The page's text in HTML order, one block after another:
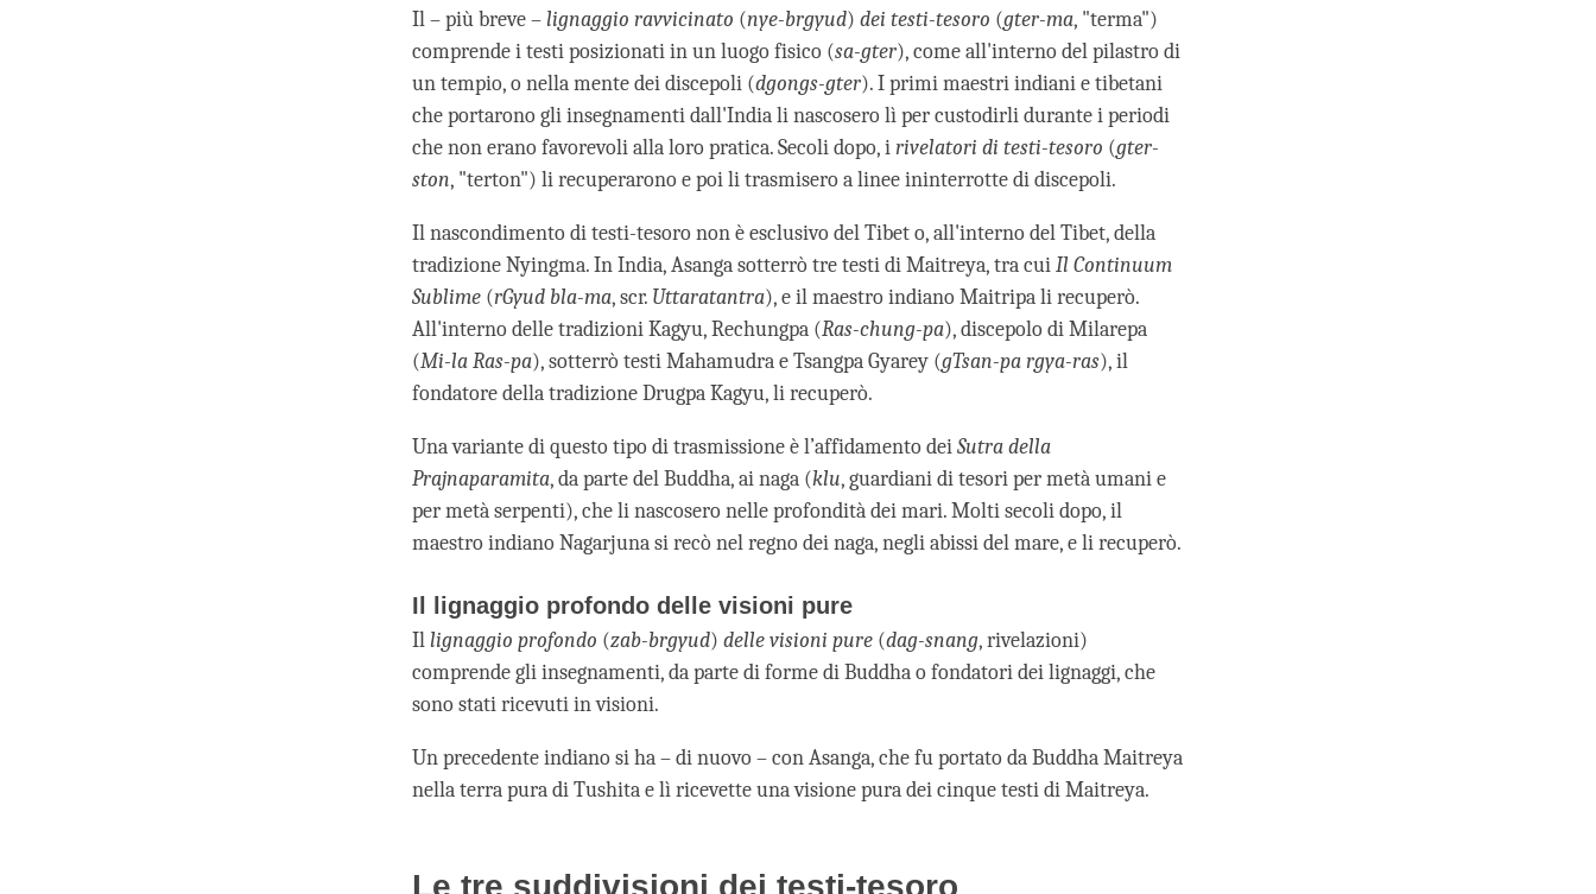
Il – più breve – lignaggio ravvicinato (nye-brgyud) dei testi-tesoro (gter-ma, "terma")
comprende i testi posizionati in un luogo fisico (sa-gter), come all'interno del pilastro di
un tempio, o nella mente dei discepoli (dgongs-gter). I primi maestri indiani e tibetani
che portarono gli insegnamenti dall'India li nascosero lì per custodirli durante i periodi
che non erano favorevoli alla loro pratica. Secoli dopo, irivelatori di testi-tesoro (gter-
ston, "terton") li recuperarono e poi li trasmisero a linee ininterrotte di discepoli.
Il nascondimento di testi-tesoro non è esclusivo del Tibet o, all'interno del Tibet, della
tradizione Nyingma. In India, Asanga sotterrò tre testi di Maitreya, tra cuiIl Continuum
Sublime (rGyud bla-ma, scr. Uttaratantra), e il maestro indiano Maitripa li recuperò.
All'interno delle tradizioni Kagyu, Rechungpa (Ras-chung-pa), discepolo di Milarepa
(Mi-la Ras-pa), sotterrò testi Mahamudra e Tsangpa Gyarey (gTsan-pa rgya-ras), il
fondatore della tradizione Drugpa Kagyu, li recuperò.
Una variante di questo tipo di trasmissione è l’affidamento deiSutradella
Prajnaparamita, da parte del Buddha, ai naga (klu, guardiani di tesori per metà umani e
per metà serpenti), che li nascosero nelle profondità dei mari. Molti secoli dopo, il
maestro indiano Nagarjuna si recò nel regno dei naga, negli abissi del mare, e li recuperò.
Il lignaggio profondo delle visioni pure
Il lignaggio profondo (zab-brgyud) delle visioni pure (dag-snang, rivelazioni)
comprende gli insegnamenti, da parte di forme di Buddha o fondatori dei lignaggi, che
sono stati ricevuti in visioni.
Un precedente indiano si ha – di nuovo – con Asanga, che fu portato da Buddha Maitreya
nella terra pura di Tushita e lì ricevette una visione pura dei cinque testi di Maitreya.
Le tre suddivisioni dei testi-tesoro